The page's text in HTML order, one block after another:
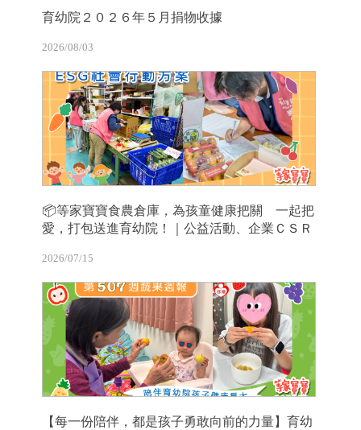
育幼院２０２６年５月捐物收據
2026/08/03
📦等家寶寶食農倉庫，為孩童健康把關 一起把
愛，打包送進育幼院！｜公益活動、企業ＣＳＲ
2026/07/15
【每一份陪伴，都是孩子勇敢向前的力量】育幼